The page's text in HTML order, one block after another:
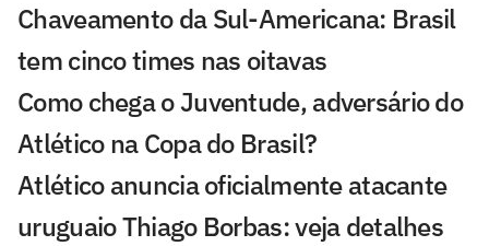
Chaveamento da Sul-Americana: Brasil
tem cinco times nas oitavas
Como chega o Juventude, adversário do
Atlético na Copa do Brasil?
Atlético anuncia oficialmente atacante
uruguaio Thiago Borbas: veja detalhes